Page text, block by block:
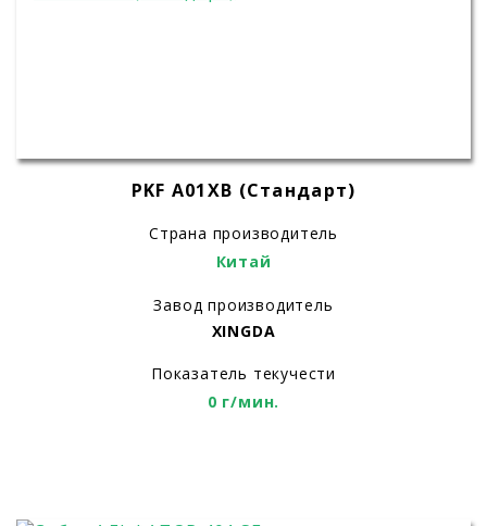
PKF А01ХВ (Стандарт)
Страна производитель
Китай
Завод производитель
XINGDA
Показатель текучести
0 г/мин.